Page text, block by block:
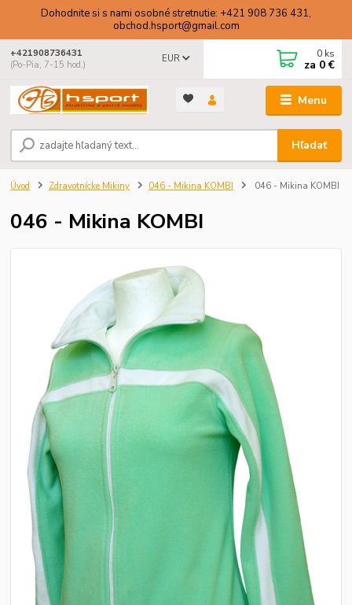
Dohodnite si s nami osobné stretnutie: +421 908 736 431,
obchod.hsport@gmail.com
Menu
EUR
Hľadať
+421908736431
(Po-Pia, 7-15 hod.)
0 ks
za 0 €
Úvod Zdravotnícke Mikiny 046 - Mikina KOMBI 046 - Mikina KOMBI
046 - Mikina KOMBI